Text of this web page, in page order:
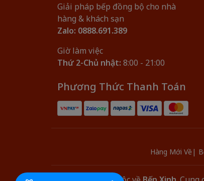
Giải pháp bếp đồng bộ cho nhà
hàng & khách sạn
Zalo: 0888.691.389
Giờ làm việc
Thứ 2-Chủ nhật: 8:00 - 21:00
Phương Thức Thanh Toán
Hàng Mới Về